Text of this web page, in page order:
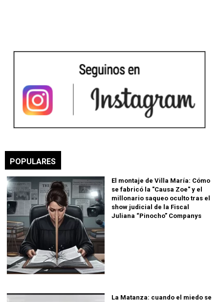
POPULARES
El montaje de Villa María: Cómo
se fabricó la "Causa Zoe" y el
millonario saqueo oculto tras el
show judicial de la Fiscal
Juliana “Pinocho” Companys
La Matanza: cuando el miedo se